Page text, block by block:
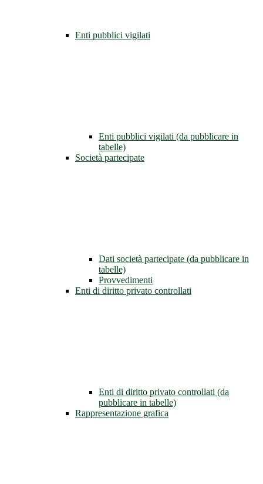
Enti pubblici vigilati
Enti pubblici vigilati (da pubblicare in
tabelle)
Società partecipate
Dati società partecipate (da pubblicare in
tabelle)
Provvedimenti
Enti di diritto privato controllati
Enti di diritto privato controllati (da
pubblicare in tabelle)
Rappresentazione grafica